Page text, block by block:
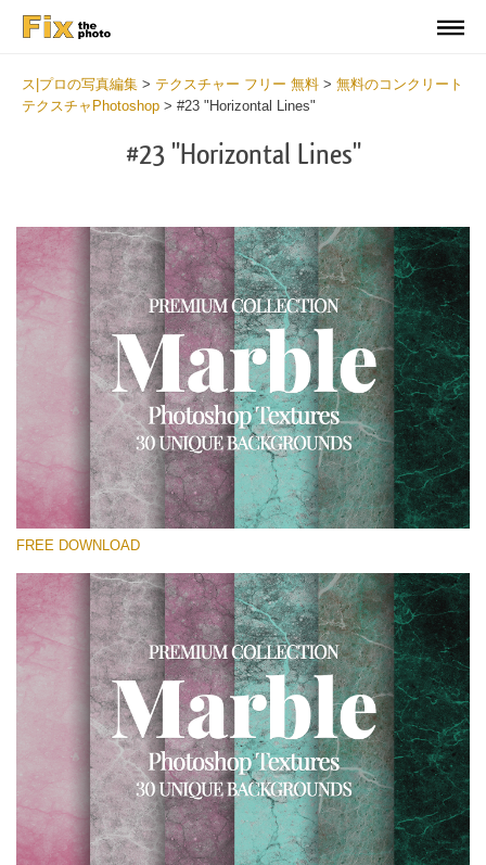
ス|プロの写真編集 > テクスチャー フリー 無料 > 無料のコンクリート
テクスチャPhotoshop > #23 "Horizontal Lines"
#23 "Horizontal Lines"
選んでください
Small 800*533px
Real Marble
(30 Textures)
Large 6000*4000px
Entire Collection
(1783 Overlays)
Large 6000*4000px
FREE DOWNLOAD